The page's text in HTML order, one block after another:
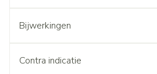
Bijwerkingen
Contra indicatie